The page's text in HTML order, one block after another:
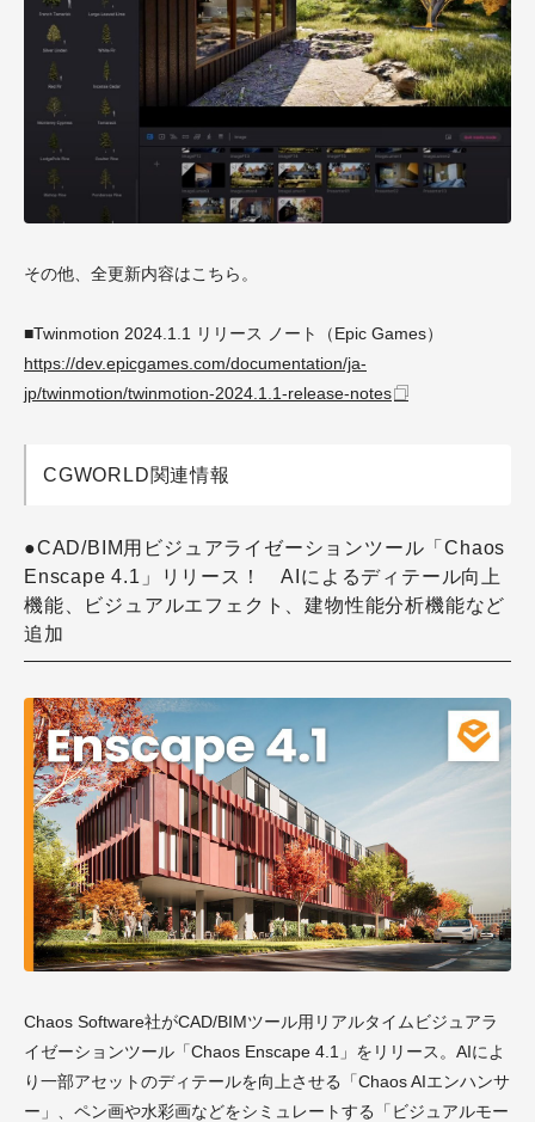
その他、全更新内容はこちら。
■Twinmotion 2024.1.1 リリース ノート（Epic Games）
https://dev.epicgames.com/documentation/ja-
jp/twinmotion/twinmotion-2024.1.1-release-notes
CGWORLD関連情報
●CAD/BIM用ビジュアライゼーションツール「Chaos
Enscape 4.1」リリース！ AIによるディテール向上
機能、ビジュアルエフェクト、建物性能分析機能など
追加
Chaos Software社がCAD/BIMツール用リアルタイムビジュアラ
イゼーションツール「Chaos Enscape 4.1」をリリース。AIによ
り一部アセットのディテールを向上させる「Chaos AIエンハンサ
ー」、ペン画や水彩画などをシミュレートする「ビジュアルモー